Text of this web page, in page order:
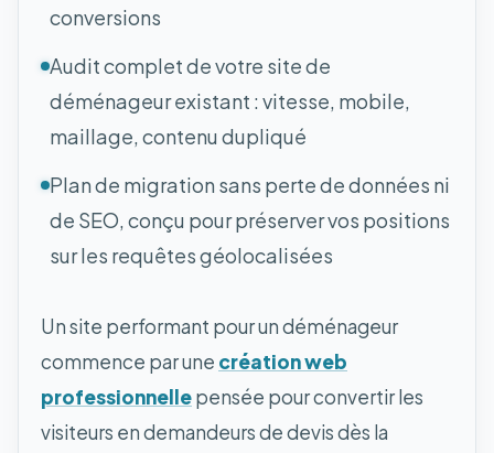
conversions
Audit complet de votre site de
déménageur existant : vitesse, mobile,
maillage, contenu dupliqué
Plan de migration sans perte de données ni
de SEO, conçu pour préserver vos positions
sur les requêtes géolocalisées
Un site performant pour un déménageur
commence par une création web
professionnellepensée pour convertir les
visiteurs en demandeurs de devis dès la